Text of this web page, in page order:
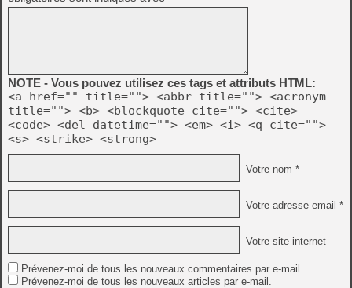
NOTE - Vous pouvez utilisez ces tags et attributs HTML:
<a href="" title=""> <abbr title=""> <acronym
title=""> <b> <blockquote cite=""> <cite>
<code> <del datetime=""> <em> <i> <q cite="">
<s> <strike> <strong>
Votre nom *
Votre adresse email *
Votre site internet
Prévenez-moi de tous les nouveaux commentaires par e-mail.
Prévenez-moi de tous les nouveaux articles par e-mail.